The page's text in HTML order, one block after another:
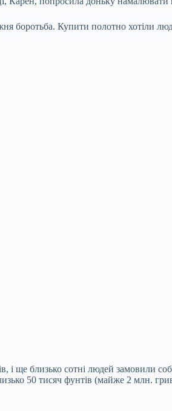
боротьба. Купити полотно хотіли
і ще близько сотні людей замовили
50 тисяч фунтів (майже 2 млн.